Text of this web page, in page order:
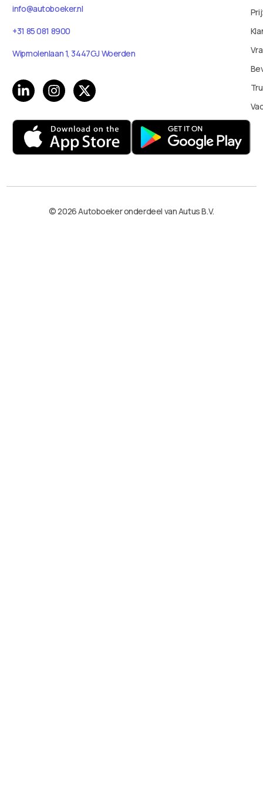
info@autoboeker.nl
+31 85 081 8900
Wipmolenlaan 1, 3447GJ Woerden
© 2026 Autoboeker onderdeel van Autus B.V.